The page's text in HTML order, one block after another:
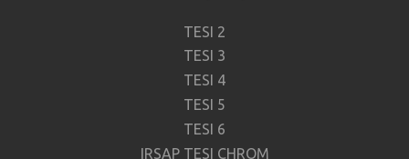
TESI 2
TESI 3
TESI 4
TESI 5
TESI 6
IRSAP TESI CHROM